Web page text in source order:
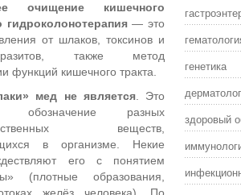
очищение кишечного
гидроколонотерапия— это
от шлаков, токсинов и
также метод
функций кишечного тракта.
мед не является. Это
обозначение разных
веществ,
в организме. Некие
его с понятием
(плотные образования,
генетика
здоровый